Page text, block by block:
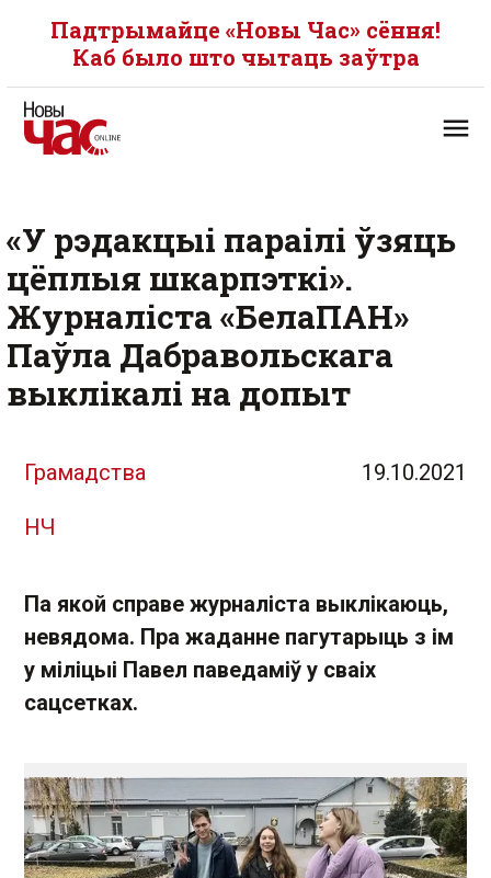
Падтрымайце «Новы Час» сёння!
Каб было што чытаць заўтра
«У рэдакцыі параілі ўзяць
цёплыя шкарпэткі».
Журналіста «БелаПАН»
Паўла Дабравольскага
выклікалі на допыт
Грамадства 19.10.2021
НЧ
Па якой справе журналіста выклікаюць,
невядома. Пра жаданне пагутарыць з ім
у міліцыі Павел паведаміў у сваіх
сацсетках.